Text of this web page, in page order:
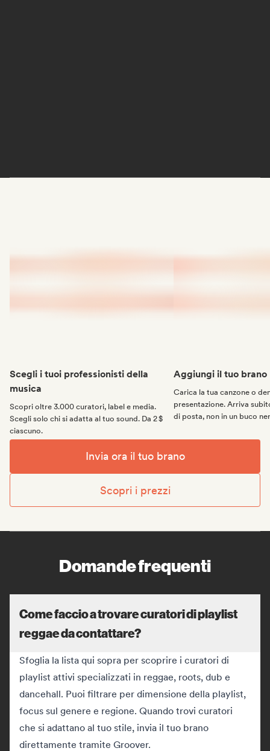
Scegli i tuoi professionisti della
musica
Scopri oltre 3.000 curatori, label e media.
Scegli solo chi si adatta al tuo sound. Da 2 $
ciascuno.
Aggiungi il tuo brano
Carica la tua canzone o
presentazione. Arriva
di posta, non in un buco
Invia ora il tuo brano
Scopri i prezzi
Domande frequenti
Come faccio a trovare curatori di playlist
reggae da contattare?
Sfoglia la lista qui sopra per scoprire i curatori di
playlist attivi specializzati in reggae, roots, dub e
dancehall. Puoi filtrare per dimensione della playlist,
focus sul genere e regione. Quando trovi curatori
che si adattano al tuo stile, invia il tuo brano
direttamente tramite Groover.